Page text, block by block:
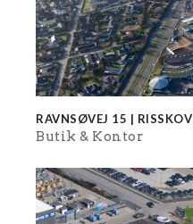
RAVNSØVEJ 15 | RISSKOV
Butik Kontor